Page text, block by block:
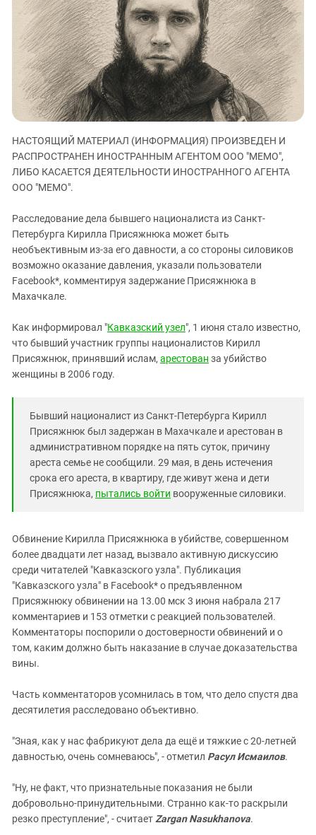
ЗАСТАВЛЯЕТ
КАВКАЗ ЗА ПАЛЕСТИНУ
ИНАКОМЫСЛИЕ В ЧЕЧНЕ
ПРЕСЛЕДОВАНИЕ АКТИВИСТОВ
МОБИЛИЗАЦИЯ И ПРОТЕСТЫ
Дагестан
Ингушетия
Кабардино-Балкария
Калмыкия
Карачаево-Черкесия
Краснодарский край
Нагорный Карабах
Ростовская область
СКФО
Ставропольский край
Чечня
Южная Осетия
ЮФО
НАСТОЯЩИЙ МАТЕРИАЛ (ИНФОРМАЦИЯ) ПРОИЗВЕДЕН И
РАСПРОСТРАНЕН ИНОСТРАННЫМ АГЕНТОМ ООО "МЕМО",
ЛИБО КАСАЕТСЯ ДЕЯТЕЛЬНОСТИ ИНОСТРАННОГО АГЕНТА
ООО "МЕМО".
Расследование дела бывшего националиста из Санкт-
Петербурга Кирилла Присяжнюка может быть
необъективным из-за его давности, а со стороны силовиков
возможно оказание давления, указали пользователи
Facebook*, комментируя задержание Присяжнюка в
Махачкале.
Как информировал "Кавказский узел", 1 июня стало известно,
что бывший участник группы националистов Кирилл
Присяжнюк, принявший ислам, арестован за убийство
женщины в 2006 году.
Бывший националист из Санкт-Петербурга Кирилл
Присяжнюк был задержан в Махачкале и арестован в
административном порядке на пять суток, причину
ареста семье не сообщили. 29 мая, в день истечения
срока его ареста, в квартиру, где живут жена и дети
Присяжнюка, пытались войти вооруженные силовики.
Обвинение Кирилла Присяжнюка в убийстве, совершенном
более двадцати лет назад, вызвало активную дискуссию
среди читателей "Кавказского узла". Публикация
"Кавказского узла" в Facebook* о предъявленном
Присяжнюку обвинении на 13.00 мск 3 июня набрала 217
комментариев и 153 отметки с реакцией пользователей.
Комментаторы поспорили о достоверности обвинений и о
том, каким должно быть наказание в случае доказательства
вины.
Часть комментаторов усомнилась в том, что дело спустя два
десятилетия расследовано объективно.
"Зная, как у нас фабрикуют дела да ещё и тяжкие с 20-летней
давностью, очень сомневаюсь", - отметил Расул Исмаилов.
"Ну, не факт, что признательные показания не были
добровольно-принудительными. Странно как-то раскрыли
резко преступление", - считает Zargan Nasukhanova.